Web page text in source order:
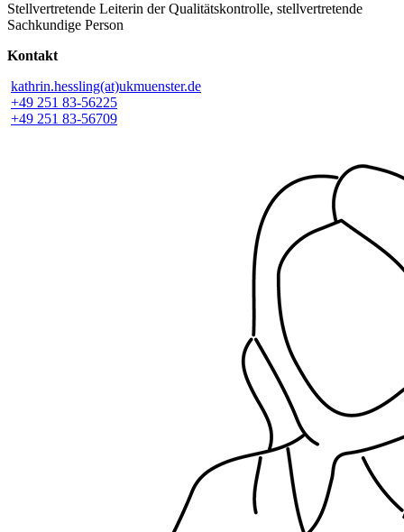
Stellvertretende Leiterin der Qualitätskontrolle, stellvertretende
Sachkundige Person
Kontakt
kathrin.hessling(at)ukmuenster.de
+49 251 83-56225
+49 251 83-56709